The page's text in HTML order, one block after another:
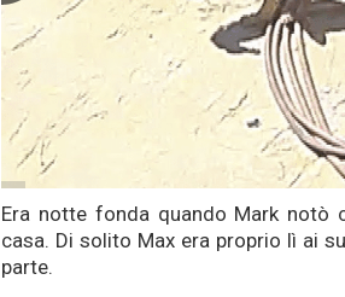
Era notte fonda quando Mark notò
casa. Di solito Max era proprio lì ai
parte.